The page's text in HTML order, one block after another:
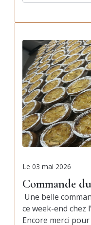
Le 03 mai 2026
Commande
Une belle
ce week-end chez
Encore merci